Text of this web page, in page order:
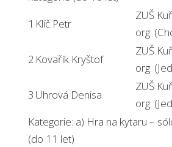
1 Klíč Petr
ZUŠ
org.
2 Kovařík Kryštof
ZUŠ
org.
3 Uhrová Denisa
ZUŠ
org.
Kategorie: a) Hra na kytaru –
(do 11 let)